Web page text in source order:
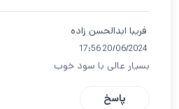
فریبا ابدالحسن زاده
20/06/2024 17:56
بسیار عالی با سود خوب
پاسخ